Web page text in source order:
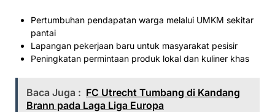
Pertumbuhan pendapatan warga melalui UMKM sekitar
pantai
Lapangan pekerjaan baru untuk masyarakat pesisir
Peningkatan permintaan produk lokal dan kuliner khas
Baca Juga : FC Utrecht Tumbang di Kandang
Brann pada Laga Liga Europa